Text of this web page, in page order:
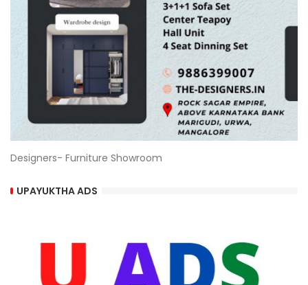
Designers- Furniture Showroom
UPAYUKTHA ADS